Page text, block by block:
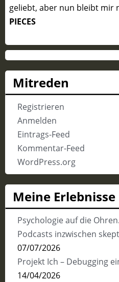
geliebt, aber nun bleibt mir
PIECES
Mitreden
Registrieren
Anmelden
Eintrags-Feed
Kommentar-Feed
WordPress.org
Meine Erlebnisse
Psychologie auf die
Podcasts inzwischen
07/07/2026
Projekt Ich – Debugging
14/04/2026